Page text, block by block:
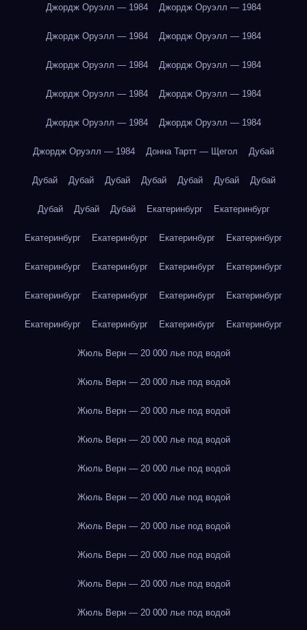
Джордж Оруэлл — 1984 Джордж Оруэлл — 1984
Джордж Оруэлл — 1984 Джордж Оруэлл — 1984
Джордж Оруэлл — 1984 Джордж Оруэлл — 1984
Джордж Оруэлл — 1984 Джордж Оруэлл — 1984
Джордж Оруэлл — 1984 Джордж Оруэлл — 1984
Джордж Оруэлл — 1984 Донна Тартт — Щегол Дубай
Дубай Дубай Дубай Дубай Дубай Дубай Дубай
Дубай Дубай Дубай Екатеринбург Екатеринбург
Екатеринбург Екатеринбург Екатеринбург Екатеринбург
Екатеринбург Екатеринбург Екатеринбург Екатеринбург
Екатеринбург Екатеринбург Екатеринбург Екатеринбург
Екатеринбург Екатеринбург Екатеринбург Екатеринбург
Жюль Верн — 20 000 лье под водой
Жюль Верн — 20 000 лье под водой
Жюль Верн — 20 000 лье под водой
Жюль Верн — 20 000 лье под водой
Жюль Верн — 20 000 лье под водой
Жюль Верн — 20 000 лье под водой
Жюль Верн — 20 000 лье под водой
Жюль Верн — 20 000 лье под водой
Жюль Верн — 20 000 лье под водой
Жюль Верн — 20 000 лье под водой